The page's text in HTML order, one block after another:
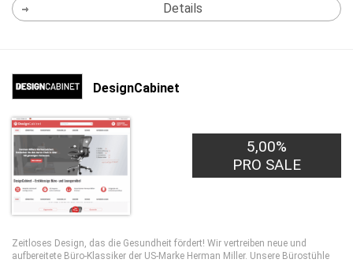
Details
DesignCabinet
5,00%
PRO SALE
Zeitloses Design, das die Gesundheit fördert! Wir vertreiben neue und
aufbereitete Büro-Klassiker der US-Marke Herman Miller. Unsere Bürostühle